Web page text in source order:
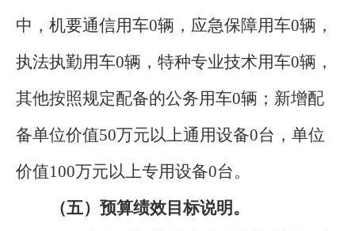
中，机要通信用车0辆，应急保障用车0辆，
执法执勤用车0辆，特种专业技术用车0辆，
其他按照规定配备的公务用车0辆；新增配
备单位价值50万元以上通用设备0台，单位
价值100万元以上专用设备0台。
（五）预算绩效目标说明。